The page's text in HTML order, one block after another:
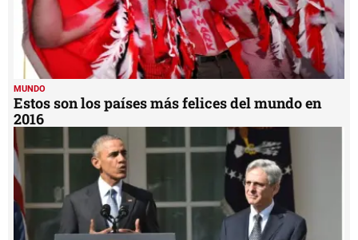
MUNDO
Estos son los países más felices del mundo en
2016